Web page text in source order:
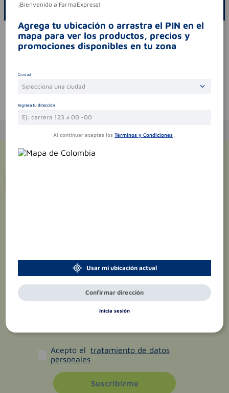
ESCRIBE UN COMENTARIO
Por favor, inicie sesión para escribir un comentario
Sin comentarios.
Te puede interesar
Acepto el tratamiento de datos
personales
Suscribirme
¡Bienvenido a FarmaExpress!
Agrega tu ubicación o arrastra el PIN en el
mapa para ver los productos, precios y
promociones disponibles en tu zona
Ciudad
Selecciona una ciudad
Ingresa tu dirección
Al continuar aceptas los Términos y Condiciones .
Usar mi ubicación actual
Confirmar dirección
Inicia sesión